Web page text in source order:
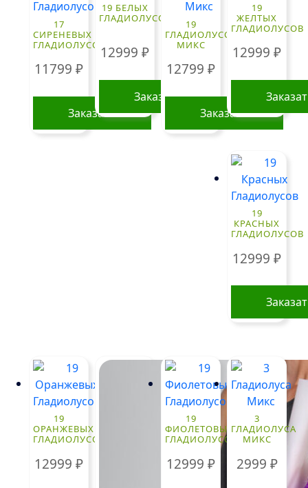
17
СИРЕНЕВЫХ
ГЛАДИОЛУСОВ
11799₽
Заказать
19 БЕЛЫХ
ГЛАДИОЛУСОВ
12999₽
Заказать
19
ГЛАДИОЛУСОВ
МИКС
12799₽
Заказать
19
ЖЕЛТЫХ
ГЛАДИОЛУСОВ
12999₽
19
КРАСНЫХ
ГЛАДИОЛУСОВ
12999₽
19
ОРАНЖЕВЫХ
ГЛАДИОЛУСОВ
12999₽
19
ФИОЛЕТОВЫХ
ГЛАДИОЛУСОВ
12999₽
3
ГЛАДИОЛУСА
МИКС
2999 ₽